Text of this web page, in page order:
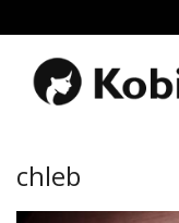
Uroda
Miłość
chleb